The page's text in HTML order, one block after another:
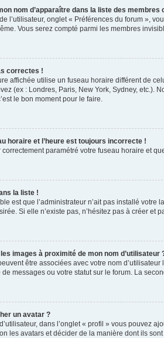
nom d’apparaître dans la liste des membres
l’utilisateur, onglet « Préférences du forum »,
Vous serez compté parmi les membres
correctes !
affichée utilise un fuseau horaire différent de
(ex : Londres, Paris, New York, Sydney, etc.).
le bon moment pour le faire.
horaire et l’heure est toujours incorrecte !
correctement paramétré votre fuseau horaire et
la liste !
est que l’administrateur n’ait pas installé
Si elle n’existe pas, n’hésitez pas à créer
images à proximité de mon nom d’utilisateur
être associées avec votre nom
messages ou votre statut sur le forum. La
un avatar ?
dans l’onglet « profil » vous pouvez
les avatars et décider de la manière dont ils